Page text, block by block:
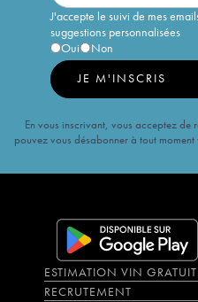
J'accepte le suivi de mes
suggestions personnalisées
Oui
Non
JE M'INSCRIS
En vous inscrivant, vous acceptez
pouvez vous désabonner à tout
ESTIMATION VIN
RECRUTEMENT